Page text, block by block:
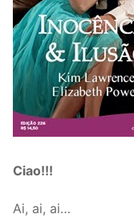
Ciao!!!
Ai, ai, ai…